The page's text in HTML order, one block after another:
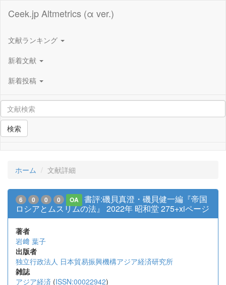
Ceek.jp Altmetrics (α ver.)
文献ランキング
新着文献
新着投稿
検索
ホーム 文献詳細
6 0 0 0 OA
書評:磯貝真澄・磯貝健一編『帝国
ロシアとムスリムの法』 2022年 昭和堂 275+xiページ
著者
岩﨑 葉子
出版者
独立行政法人 日本貿易振興機構アジア経済研究所
雑誌
アジア経済 (ISSN:00022942)